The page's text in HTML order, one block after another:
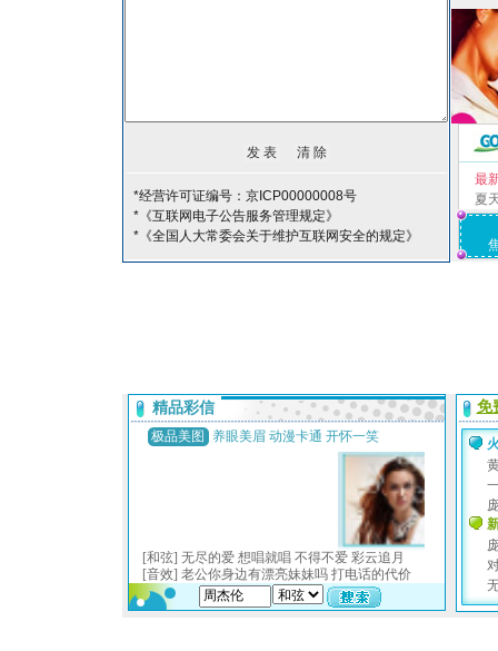
*经营许可证编号：京ICP00000008号
*《互联网电子公告服务管理规定》
*《全国人大常委会关于维护互联网安全的规定》
最
夏